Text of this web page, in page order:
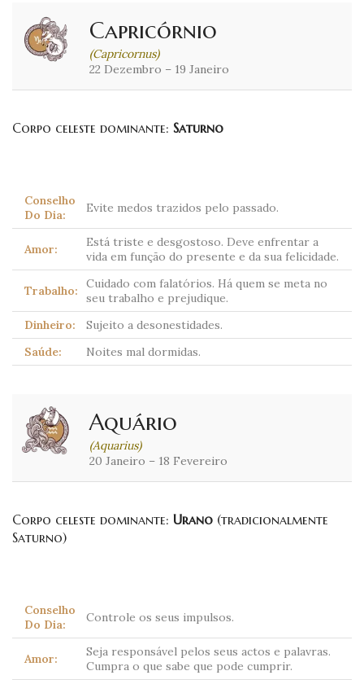
Capricórnio
(Capricornus)
22 Dezembro – 19 Janeiro
Corpo celeste dominante: Saturno
Conselho
Do Dia:
Evite medos trazidos pelo passado.
Amor:
Está triste e desgostoso. Deve enfrentar a
vida em função do presente e da sua felicidade.
Trabalho:
Cuidado com falatórios. Há quem se meta no
seu trabalho e prejudique.
Dinheiro:
Sujeito a desonestidades.
Saúde:
Noites mal dormidas.
Aquário
(Aquarius)
20 Janeiro – 18 Fevereiro
Corpo celeste dominante: Urano (tradicionalmente
Saturno)
Conselho
Do Dia:
Controle os seus impulsos.
Amor:
Seja responsável pelos seus actos e palavras.
Cumpra o que sabe que pode cumprir.